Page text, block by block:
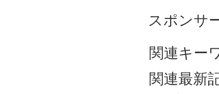
スポンサ
関連キー
関連最新